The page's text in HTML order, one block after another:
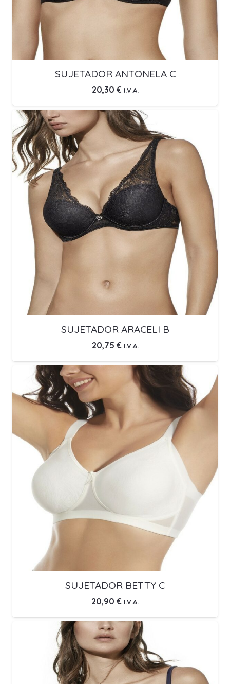
SUJETADOR ANTONELA C
20,30 € I.V.A.
SUJETADOR ARACELI B
20,75 € I.V.A.
SUJETADOR BETTY C
20,90 € I.V.A.